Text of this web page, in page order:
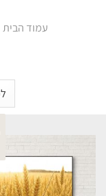
עמוד הבית